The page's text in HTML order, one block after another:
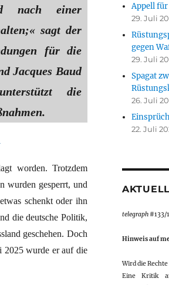
nach einer
sagt der
für die
Jacques Baud
die
worden. Trotzdem
wurden gesperrt, und
schenkt oder ihn
die deutsche Politik,
geschehen. Doch
2025 wurde er auf die
Appell
29. Juli
gegen
29. Juli
Spagat
26. Juli
22. Juli
telegraph#133/
Hinweis auf
Wird die
Eine Kritik